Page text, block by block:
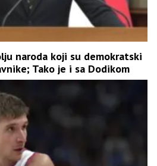
naroda koji su demokratski
Tako je i sa Dodikom